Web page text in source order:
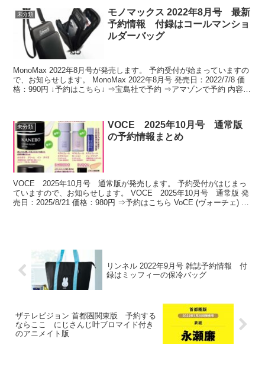
未分類
モノマックス 2022年8月号 最新
予約情報 付録はコールマンショ
ルダーバッグ
MonoMax 2022年8月号が発売します。 予約受付が始まっていますの
で、お知らせします。 MonoMax 2022年8月号 発売日：2022/7/8 価
格：990円 ↓予約はこちら↓ ⇒宝島社で予約 ⇒アマゾンで予約 内容
未分類
VOCE 2025年10月号 通常版
の予約情報まとめ
VOCE 2025年10月号 通常版が発売します。 予約受付がはじまっ
ていますので、お知らせします。 VOCE 2025年10月号 通常版 発
売日：2025/8/21 価格：980円 ⇒予約はこちら VoCE (ヴォーチェ)
リンネル 2022年9月号 雑誌予約情報 付
録はミッフィーの保冷バッグ
ザテレビジョン 首都圏関東版 予約する
ならここ にじさんじ叶ブロマイド付き
のアニメイト版